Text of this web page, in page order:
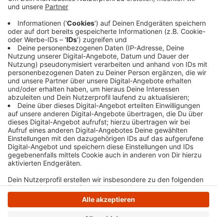
vor vier auf der Kreisstraße unterwegs. Als er sein
wollte, versperrte ihm ein anderer Wagen die
Durchfahrt. Der Bote bat den Fahrer durchs offene
Fenster, das Auto an die Seite zu fahren. Der Mann
schlug den Zeitungsausträger daraufhin ins Gesicht.
Die Polizei sucht Zeugen.
Anzeige
Anzeige